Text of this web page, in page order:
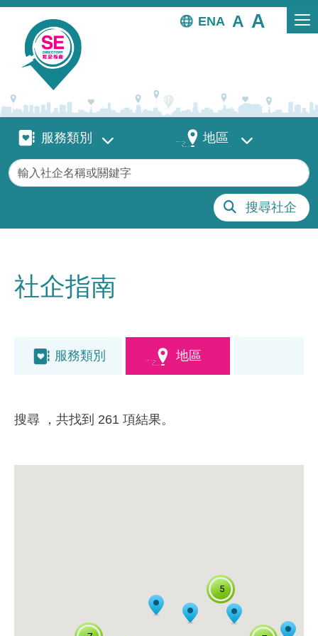
移至主內容
EN
服務類別服務類別 地區 地區
關鍵字
搜尋社企
社企指南
服務類別 地區
搜尋 ，共找到 261 項結果。
5